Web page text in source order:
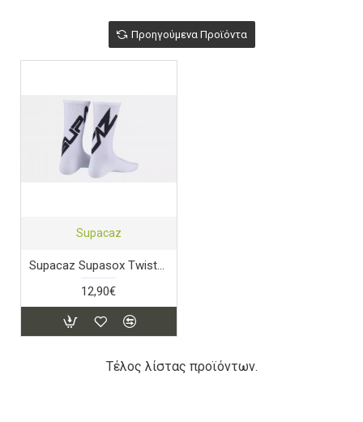
Προηγούμενα Προϊόντα
Supacaz
Supacaz Supasox Twisted White
12,90€
Τέλος λίστας προϊόντων.